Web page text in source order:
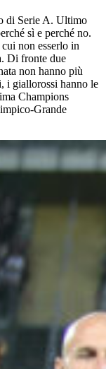
di Serie A. Ultimo
sì e perché no.
non esserlo in
Di fronte due
non hanno più
i giallorossi hanno le
Champions
Grande